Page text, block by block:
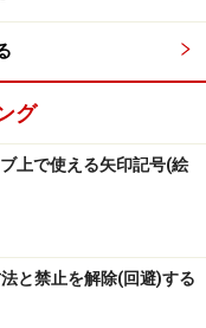
グ
上で使える矢印記号(絵
と禁止を解除(回避)する